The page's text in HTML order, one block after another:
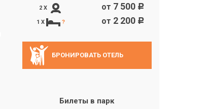
2 X от 7 500 c
1 X ? от 2 200 c
БРОНИРОВАТЬ ОТЕЛЬ
Билеты в парк